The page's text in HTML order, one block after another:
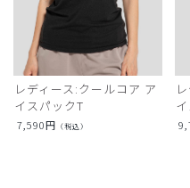
レディース:クールコア ア
イスパックT
7,590円 （税込）